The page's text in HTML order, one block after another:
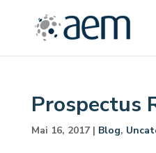
Prospectus
Mai 16, 2017| Blog,